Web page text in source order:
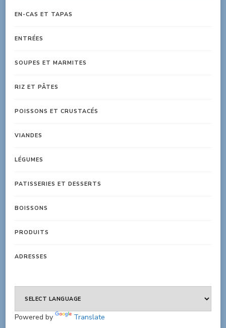
EN-CAS ET TAPAS
ENTRÉES
SOUPES ET MARMITES
RIZ ET PÂTES
POISSONS ET CRUSTACÉS
VIANDES
LÉGUMES
PATISSERIES ET DESSERTS
BOISSONS
PRODUITS
ADRESSES
Powered by Translate